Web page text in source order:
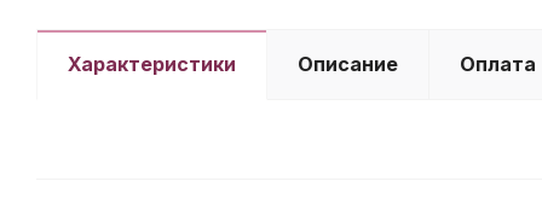
Характеристики Описание Оплата